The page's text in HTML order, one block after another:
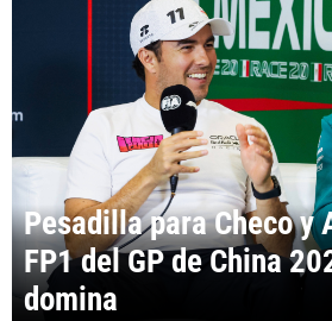
Pesadilla para Checo y
FP1 del GP de China
domina